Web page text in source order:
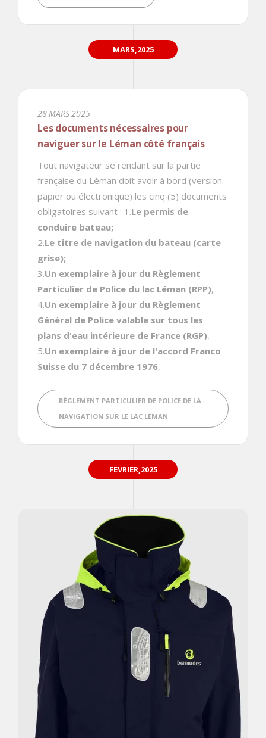
MARS,2025
28 MARS 2025
Les documents nécessaires pour
naviguer sur le Léman côté français
Tout navigateur se rendant sur la partie
française du Léman doit avoir à bord (version
papier ou électronique) les cinq (5) documents
obligatoires suivant : 1.Le permis de
conduire bateau;
2.Le titre de navigation du bateau (carte
grise);
3.Un exemplaire à jour du Règlement
Particulier de Police du lac Léman (RPP),
4.Un exemplaire à jour du Règlement
Général de Police valable sur tous les
plans d'eau intérieure de France (RGP),
5.Un exemplaire à jour de l'accord Franco
Suisse du 7 décembre 1976,
RÈGLEMENT PARTICULIER DE POLICE DE LA
NAVIGATION SUR LE LAC LÉMAN
FEVRIER,2025